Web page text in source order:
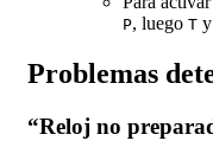
P, luego T
Problemas
“Reloj no